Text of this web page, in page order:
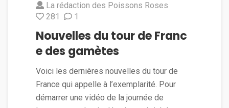
La rédaction des Poissons Roses
281
1
Nouvelles du tour de Franc
e des gamètes
Voici les dernières nouvelles du tour de
France qui appelle à l’exemplarité. Pour
démarrer une vidéo de la journée de